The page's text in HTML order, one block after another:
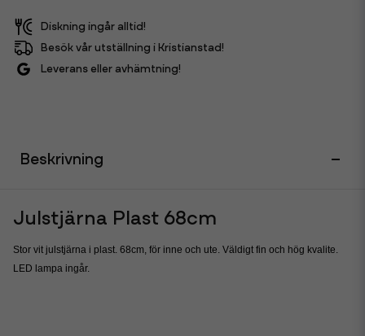
Diskning ingår alltid!
Besök vår utställning i Kristianstad!
Leverans eller avhämtning!
Beskrivning
Julstjärna Plast 68cm
Stor vit julstjärna i plast. 68cm, för inne och ute. Väldigt fin och hög kvalite.
LED lampa ingår.